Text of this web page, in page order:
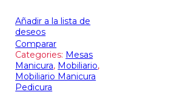
Añadir a la lista de
deseos
Comparar
Categories: Mesas
Manicura, Mobiliario,
Mobiliario Manicura
Pedicura